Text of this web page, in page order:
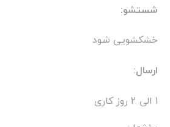
شستشو:
خشکشویی شود
ارسال:
1 الی 2 روز کاری